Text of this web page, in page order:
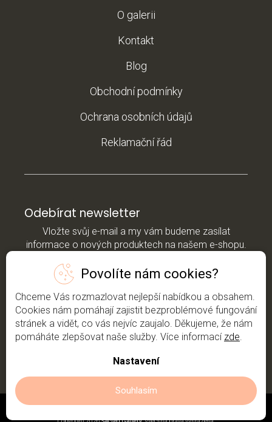
Povolíte nám cookies?
Chceme Vás rozmazlovat nejlepší nabídkou a obsahem.
Cookies nám pomáhají zajistit bezproblémové fungování
stránek a vidět, co vás nejvíc zaujalo. Děkujeme, že nám
pomáháte zlepšovat naše služby. Více informací zde.
Nastavení
Souhlasím
O galerii
Kontakt
Blog
Obchodní podmínky
Ochrana osobních údajů
Reklamační řád
Odebírat newsletter
Vložte svůj e-mail a my vám budeme zasílat
informace o nových produktech na našem e-shopu.
*Vložením e-mailu souhlasíte spodmínkami
ochrany osobních údajů